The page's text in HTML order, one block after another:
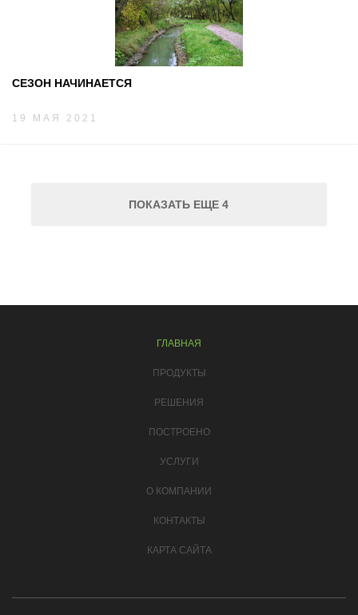
СЕЗОН НАЧИНАЕТСЯ
19 МАЯ 2021
ПОКАЗАТЬ ЕЩЕ 4
ГЛАВНАЯ
ПРОДУКТЫ
РЕШЕНИЯ
ПОСТРОЕНО
УСЛУГИ
О КОМПАНИИ
КОНТАКТЫ
КАРТА САЙТА